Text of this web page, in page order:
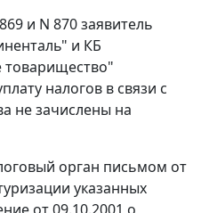
и N 870 заявитель
и КБ
товарищество"
налогов в связи с
не зачислены на
орган письмом от
указанных